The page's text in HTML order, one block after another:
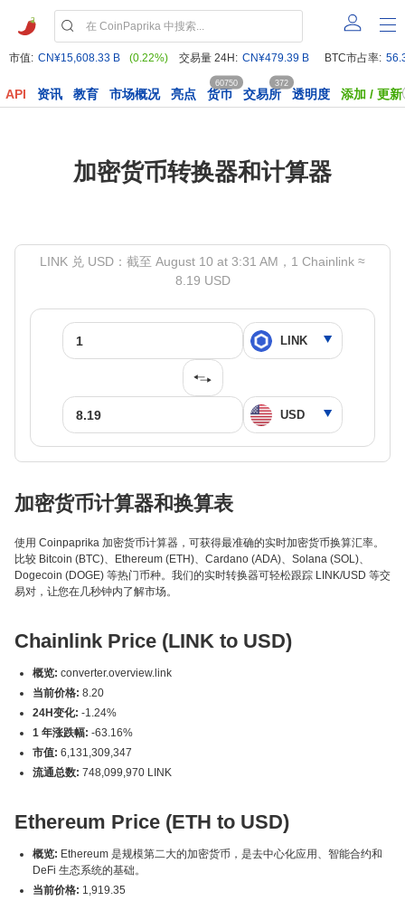
市值: CN¥15,608.33 B (0.22%) 交易量 24H: CN¥479.39 B BTC市占率:
API 资讯 教育 市场概况 亮点 货币
60750
交易所
372
透明度 添加 / 更新
加密货币转换器和计算器
LINK 兑 USD：截至 August 10 at 3:31 AM，1 Chainlink ≈
8.19 USD
加密货币计算器和换算表
使用 Coinpaprika 加密货币计算器，可获得最准确的实时加密货币换算汇率。
比较 Bitcoin (BTC)、Ethereum (ETH)、Cardano (ADA)、Solana (SOL)、
Dogecoin (DOGE) 等热门币种。我们的实时转换器可轻松跟踪 LINK/USD 等交
易对，让您在几秒钟内了解市场。
Chainlink Price (LINK to USD)
概览: converter.overview.link
当前价格: 8.20
24H变化: -1.24%
1 年涨跌幅: -63.16%
市值: 6,131,309,347
流通总数: 748,099,970 LINK
Ethereum Price (ETH to USD)
概览: Ethereum 是规模第二大的加密货币，是去中心化应用、智能合约和
DeFi 生态系统的基础。
当前价格: 1,919.35